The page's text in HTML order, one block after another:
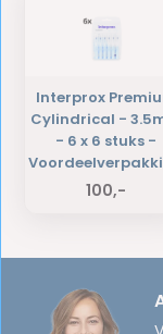
Interprox
Cylindrical -
- 6 x 6 stuks -
100,-